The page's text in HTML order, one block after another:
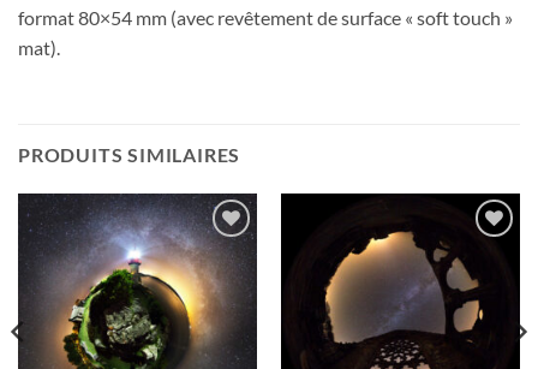
format 80×54 mm (avec revêtement de surface « soft touch »
mat).
PRODUITS SIMILAIRES
Ajouter
à la
wishlist
wishlist